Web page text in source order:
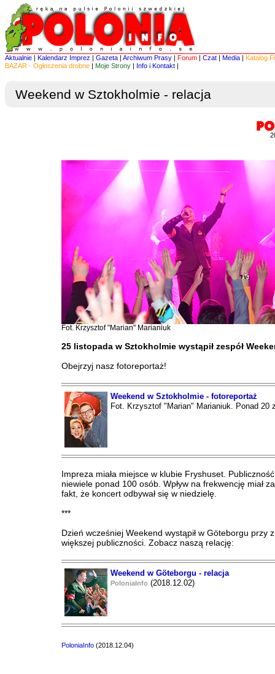
Aktualnie | Kalendarz Imprez | Gazeta | Archiwum Prasy | Forum | Czat | Media | Katalog
BAZAR - Ogłoszenia drobne | Moje Strony | Info i Kontakt |
Weekend w Sztokholmie - relacja
Fot. Krzysztof "Marian" Marianiuk
25 listopada w Sztokholmie wystąpił zespół
Obejrzyj nasz fotoreportaż!
Weekend w Sztokholmie - fotoreportaż
Fot. Krzysztof "Marian" Marianiuk. Ponad 20
Impreza miała miejsce w klubie Fryshuset. Publiczność
niewiele ponad 100 osób. Wpływ na frekwencję miał
fakt, że koncert odbywał się w niedzielę.
***
Dzień wcześniej Weekend wystąpił w Göteborgu przy
większej publiczności. Zobacz naszą relację:
Weekend w Göteborgu - relacja
PoloniaInfo (2018.12.02)
PoloniaInfo (2018.12.04)